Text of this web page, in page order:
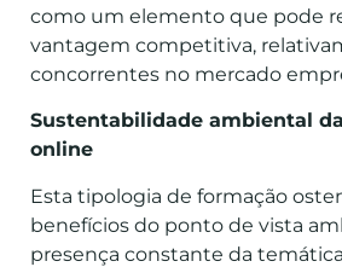
como um elemento que pode
vantagem competitiva,
concorrentes no mercado
Sustentabilidade ambiental
online
Esta tipologia de formação
benefícios do ponto de vista
presença constante da